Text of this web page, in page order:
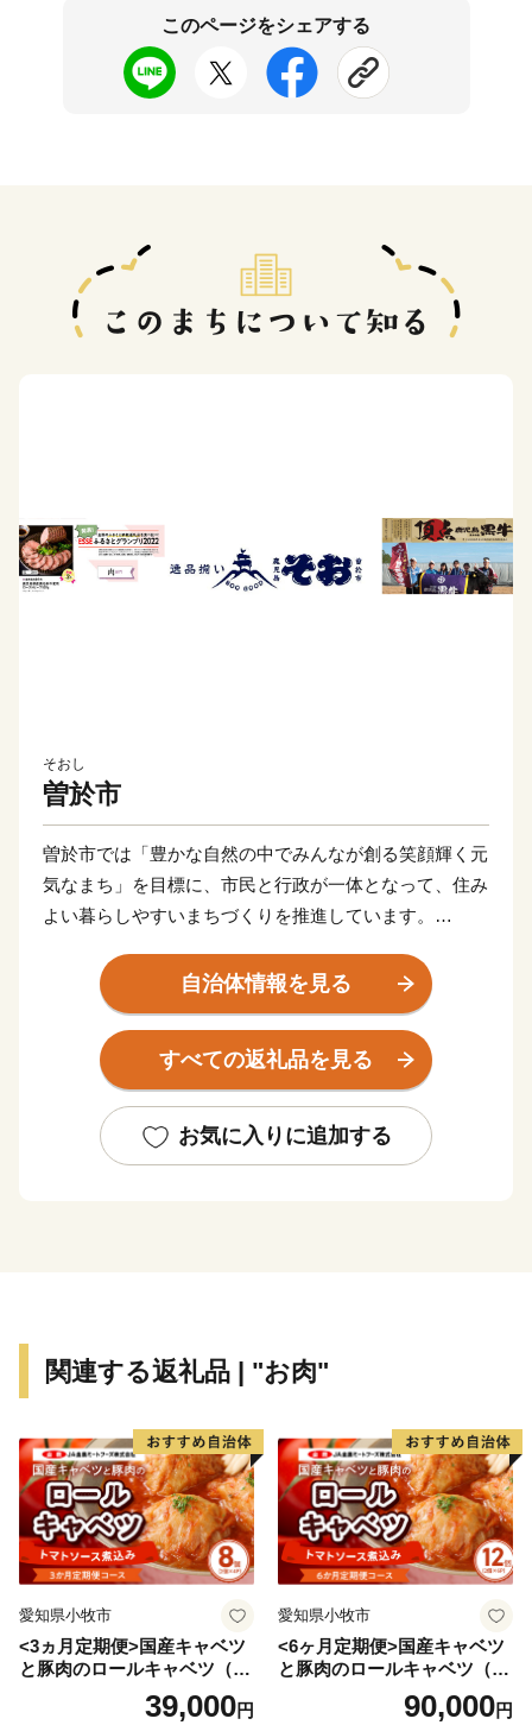
このページをシェアする
そおし
曽於市
曽於市では「豊かな自然の中でみんなが創る笑顔輝く元
気なまち」を目標に、市民と行政が一体となって、住み
よい暮らしやすいまちづくりを推進しています。
曽於市は、ふるさと納税制度への取組として「曽於市思
いやりふるさと寄附金」を創設しています。
『生まれ故郷であるふるさとを愛し応援したい』、『曽
於市出身ではないが、曽於市を応援したい』という思い
参加してくだされば、たいへんありがたいです。
自治体情報を見る
すべての返礼品を見る
お気に入りに追加する
関連する返礼品 | "お肉"
愛知県小牧市
<3ヵ月定期便>国産キャベツ
と豚肉のロールキャベツ（4P
39,000円
愛知県小牧市
<6ヶ月定期便>国産キャベツ
と豚肉のロールキャベツ（6P
90,000円